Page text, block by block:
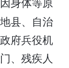
县、自治
府兵役机
、残疾人